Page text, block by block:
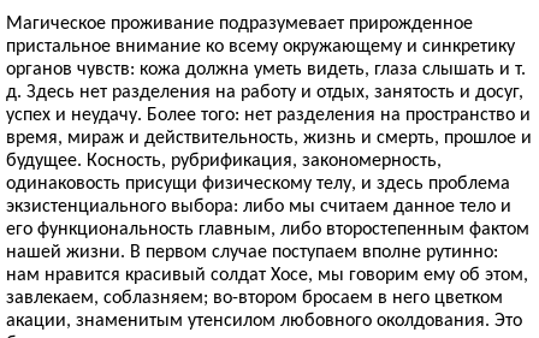
Магическое проживание подразумевает прирожденное
пристальное внимание ко всему окружающему и синкретику
органов чувств: кожа должна уметь видеть, глаза слышать и т.
д. Здесь нет разделения на работу и отдых, занятость и досуг,
успех и неудачу. Более того: нет разделения на пространство и
время, мираж и действительность, жизнь и смерть, прошлое и
будущее. Косность, рубрификация, закономерность,
одинаковость присущи физическому телу, и здесь проблема
экзистенциального выбора: либо мы считаем данное тело и
его функциональность главным, либо второстепенным фактом
нашей жизни. В первом случае поступаем вполне рутинно:
нам нравится красивый солдат Хосе, мы говорим ему об этом,
завлекаем, соблазняем; во-втором бросаем в него цветком
акации, знаменитым утенсилом любовного околдования. Это